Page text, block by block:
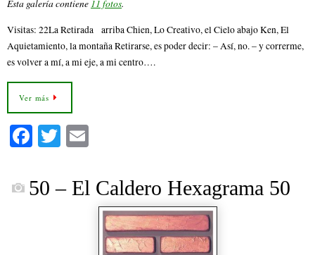
Esta galería contiene 11 fotos.
Visitas: 22La Retirada arriba Chien, Lo Creativo, el Cielo abajo Ken, El
Aquietamiento, la montaña Retirarse, es poder decir: – Así, no. – y correrme,
es volver a mí, a mi eje, a mi centro….
Ver más
Fa
bo
ok
T
tte ail
50 – El Caldero Hexagrama 50